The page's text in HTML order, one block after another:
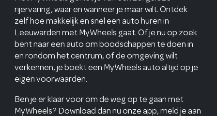
rijervaring, waar en wanneer je maar wilt. Ontdek
zelf hoe makkelijk en snel een auto huren in
Leeuwarden met MyWheels gaat. Of je nu op zoek
bent naar een auto om boodschappen te doen in
en rondom het centrum, of de omgeving wilt
verkennen, je boekt een MyWheels auto altijd op je
eigen voorwaarden.
Ben je er klaar voor om de weg op te gaan met
MyWheels? Download dan nu onze app, meld je aan